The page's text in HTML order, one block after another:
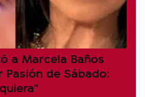
a Marcela Baños
de Sábado: